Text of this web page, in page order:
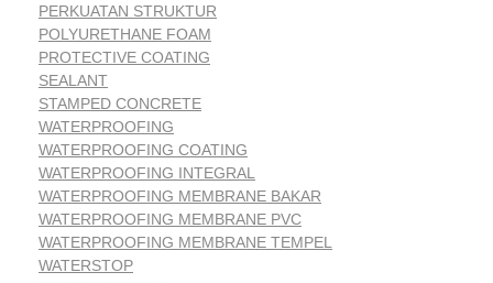
PERKUATAN STRUKTUR
POLYURETHANE FOAM
PROTECTIVE COATING
SEALANT
STAMPED CONCRETE
WATERPROOFING
WATERPROOFING COATING
WATERPROOFING INTEGRAL
WATERPROOFING MEMBRANE BAKAR
WATERPROOFING MEMBRANE PVC
WATERPROOFING MEMBRANE TEMPEL
WATERSTOP